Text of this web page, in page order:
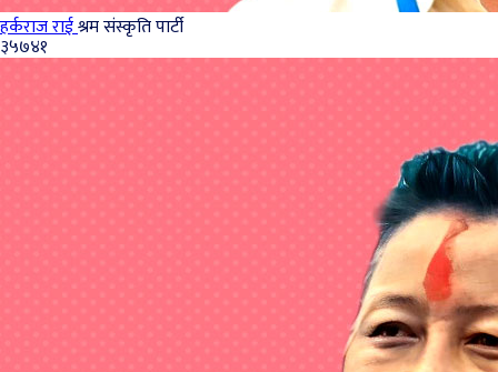
हर्कराज राईश्रम संस्कृति पार्टी
३५७४१